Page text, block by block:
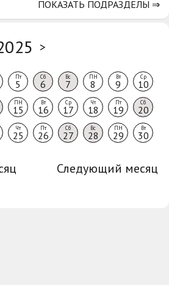
>
Пт
5
Сб
6
Вс
7
ПН
8
Вт
9
Ср
10
ПН
15
Вт
16
Ср
17
Чт
18
Пт
19
Сб
20
Чт
25
Пт
26
Сб
27
Вс
28
ПН
29
Вт
30
Следующий месяц
ПОКАЗАТЬ ПОДРАЗДЕЛЫ ⇒